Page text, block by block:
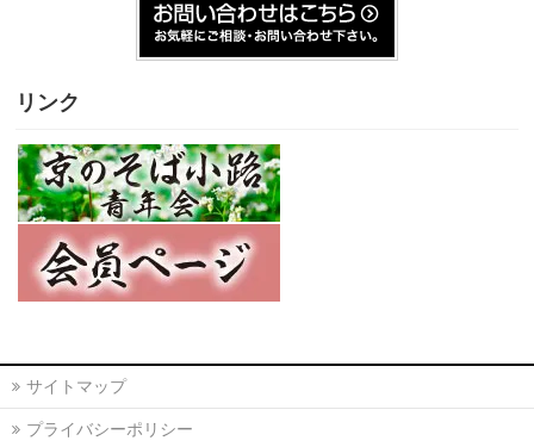
リンク
サイトマップ
プライバシーポリシー